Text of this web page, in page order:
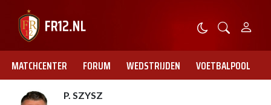
MATCHCENTER FORUM WEDSTRIJDEN VOETBALPOOL
P. SZYSZ